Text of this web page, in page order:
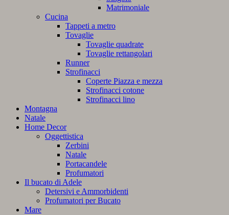
Matrimoniale
Cucina
Tappeti a metro
Tovaglie
Tovaglie quadrate
Tovaglie rettangolari
Runner
Strofinacci
Coperte Piazza e mezza
Strofinacci cotone
Strofinacci lino
Montagna
Natale
Home Decor
Oggettistica
Zerbini
Natale
Portacandele
Profumatori
Il bucato di Adele
Detersivi e Ammorbidenti
Profumatori per Bucato
Mare